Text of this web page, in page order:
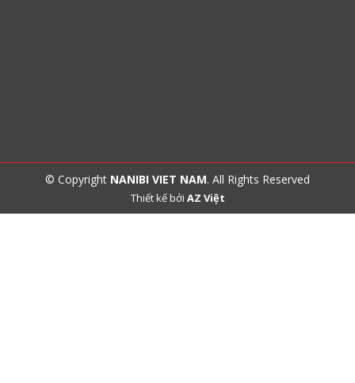
© Copyright NANIBI VIET NAM. All Rights Reserved
Thiết kế bởi AZ Việt